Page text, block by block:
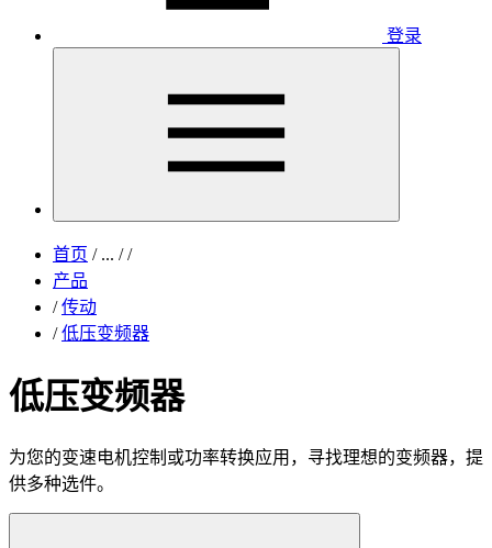
登录
首页 /... / /
产品
/ 传动
/ 低压变频器
低压变频器
为您的变速电机控制或功率转换应用，寻找理想的变频器，提
供多种选件。